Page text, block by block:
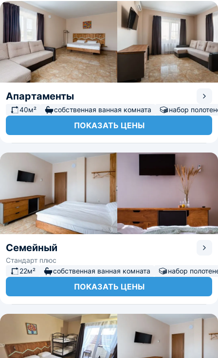
Апартаменты
40м² собственная ванная комната набор
ПОКАЗАТЬ ЦЕНЫ
Семейный
Стандарт плюс
22м²
собственная ванная комната набор
ПОКАЗАТЬ ЦЕНЫ